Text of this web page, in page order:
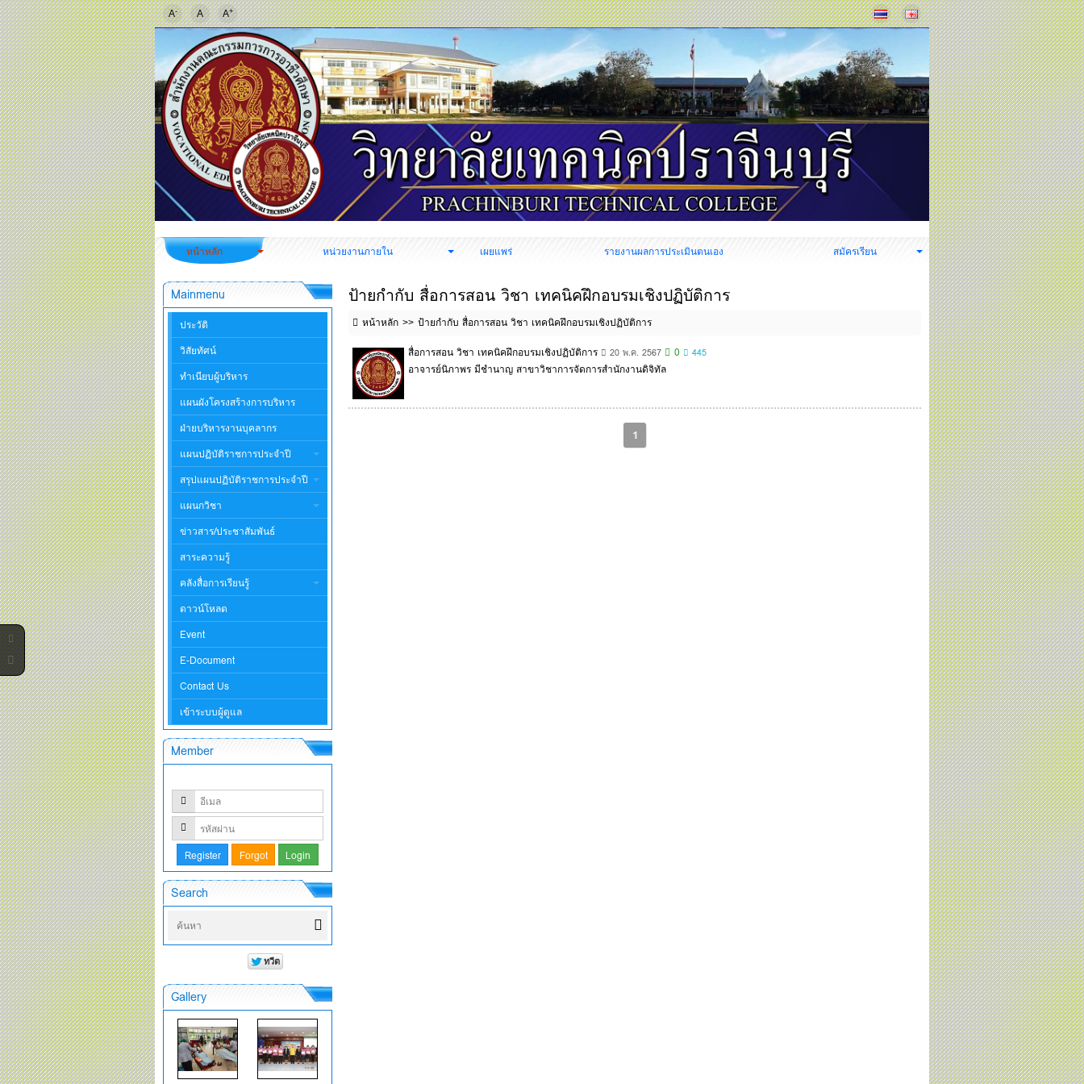
A- A A+
หน้าหลัก หน่วยงานภายใน เผยแพร่ รายงานผลการประเมินตนเอง สมัครเรียน
ป้ายกำกับ สื่อการสอน วิชา เทคนิคฝึกอบรมเชิงปฏิบัติการ
หน้าหลัก
ป้ายกำกับ สื่อการสอน วิชา เทคนิคฝึกอบรมเชิงปฏิบัติการ
สื่อการสอน วิชา เทคนิคฝึกอบรมเชิงปฏิบัติการ
20 พ.ค. 2567 0 445
อาจารย์นิภาพร มีชำนาญ สาขาวิชาการจัดการสำนักงานดิจิทัล
1
Mainmenu
ประวัติ
วิสัยทัศน์
ทำเนียบผู้บริหาร
แผนผังโครงสร้างการบริหาร
ฝ่ายบริหารงานบุคลากร
แผนปฏิบัติราชการประจำปี
สรุปแผนปฏิบัติราชการประจำปี
แผนกวิชา
ข่าวสาร/ประชาสัมพันธ์
สาระความรู้
คลังสื่อการเรียนรู้
ดาวน์โหลด
Event
E-Document
Contact Us
เข้าระบบผู้ดูแล
Member
Search
Gallery